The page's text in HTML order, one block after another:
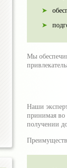
Мы
Наши
принимая во
получении